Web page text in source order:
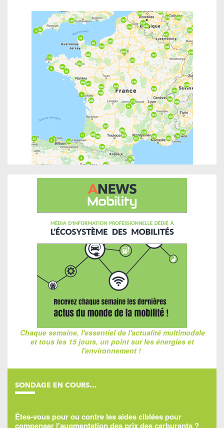
Chaque semaine, l'essentiel de l'actualité multimodale
et tous les 15 jours, un point sur les énergies et
l'environnement !
SONDAGE EN COURS…
Êtes-vous pour ou contre les aides ciblées pour
compenser l'augmentation des prix des carburants ?